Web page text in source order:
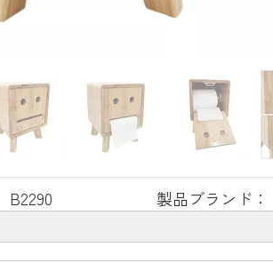
B2290 製品ブランド：